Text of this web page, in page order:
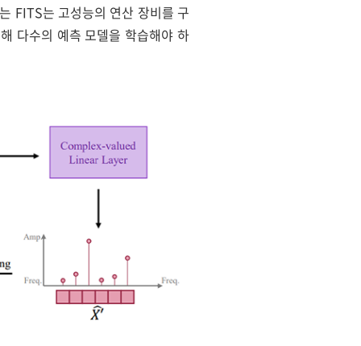
FITS는 고성능의 연산 장비를 구
다수의 예측 모델을 학습해야 하